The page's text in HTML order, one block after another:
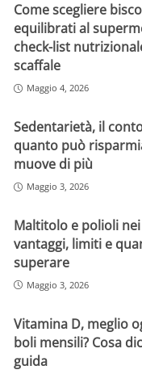
Come scegliere
equilibrati al
check-list
scaffale
Maggio 4, 2026
Sedentarietà, il
quanto può
muove di più
Maggio 3, 2026
Maltitolo e polioli
vantaggi, limiti e
superare
Maggio 3, 2026
Vitamina D, meglio
boli mensili? Cosa
guida